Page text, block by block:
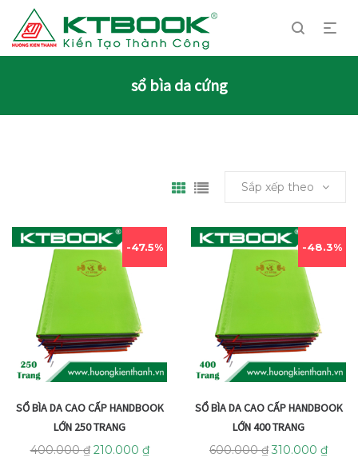
sổ bìa da cứng
Sắp xếp theo
47.5%
SỔ BÌA DA CAO CẤP HANDBOOK
LỚN 250 TRANG
400.000₫ 210.000 ₫
48.3%
SỔ BÌA DA CAO CẤP HANDBOOK
LỚN 400 TRANG
600.000₫ 310.000 ₫